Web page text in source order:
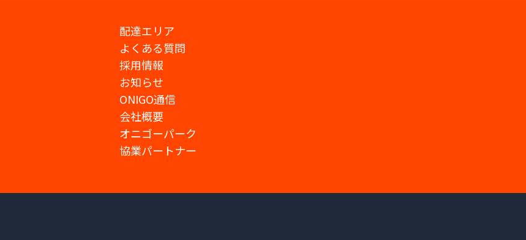
配達エリア
よくある質問
採用情報
お知らせ
ONIGO通信
会社概要
オニゴーパーク
協業パートナー